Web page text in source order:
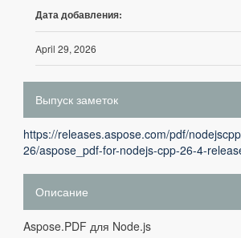
Дата добавления:
April 29, 2026
Выпуск заметок
https://releases.aspose.com/pdf/
26/aspose_pdf-for-nodejs-cpp-26-4-
Описание
Aspose.PDF для Node.js